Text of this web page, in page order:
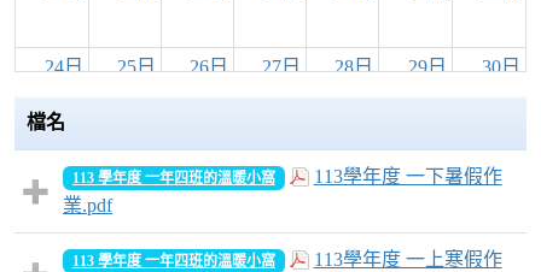
24日 25日 26日 27日 28日 29日 30日
31日 1日 2日 3日 4日 5日 6日
檔名
113 學年度 一年四班的溫暖小窩
113學年度 一下暑假作
業.pdf
113 學年度 一年四班的溫暖小窩
113學年度 一上寒假作